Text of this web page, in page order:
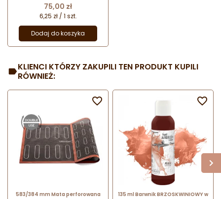
Colours
Cena
75,00 zł
6,25 zł / 1 szt.
Dodaj do koszyka
KLIENCI KTÓRZY ZAKUPILI TEN PRODUKT KUPILI
RÓWNIEŻ:
583/384 mm Mata perforowana

135 ml Barwnik BRZOSKWINIOWY w
